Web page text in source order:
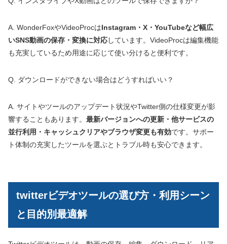
A. WonderFoxやVideoProcはInstagram・X・YouTubeなど幅広
いSNS動画の保存・変換に対応しています。VideoProcは編集機能
も充実しているため用途に応じて使い分けると便利です。
Q. ダウンロードができない場合はどうすればいい？
A. サイトやツールのアップデート状況やTwitter側の仕様変更が影
響することもあります。 最新バージョンへの更新・他サービスの
並行利用・キャッシュクリアやブラウザ変更も有効です。サポー
ト体制の充実したツールを選ぶとトラブル時も安心できます。
twitterビデオツールの選び方・利用シーン
と目的別最適解